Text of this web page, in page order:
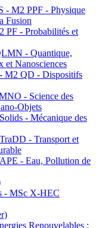
M2 PPF - Physique
Fusion
- Probabilités et
- Quantique,
et Nanosciences
QD - Dispositifs
- Science des
Objets
- Mécanique des
- Transport et
- Eau, Pollution de
- MSc X-HEC
Renouvelables :